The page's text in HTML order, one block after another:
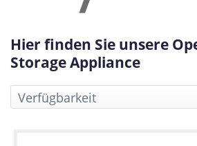
Hier finden Sie unsere
Storage Appliance